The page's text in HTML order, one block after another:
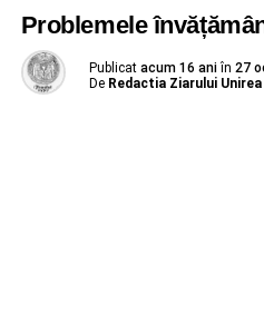
Problemele
Publicat acum 16 ani în 27
De Redactia Ziarului Unirea